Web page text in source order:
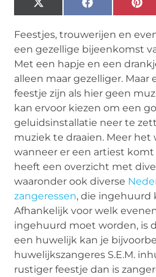
X
(Twitter)
Facebook
Feestjes, trouwerijen en
een gezellige bijeenkomst
Met een hapje en een
alleen maar gezelliger. Maar
feestje zijn als hier geen
kan ervoor kiezen om een
geluidsinstallatie neer te
muziek te draaien. Meer
wanneer er een artiest
heeft een overzicht met
waaronder ook diverse
zangeressen, die ingehuurd
Afhankelijk voor welk
ingehuurd moet worden, is
een huwelijk kan je
huwelijkszangeres S.E.M.
rustiger feestje dan is